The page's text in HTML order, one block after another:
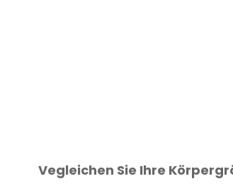
Vegleichen Sie Ihre